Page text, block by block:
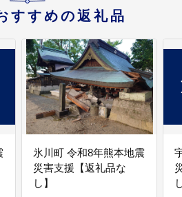
すすめの返礼品
氷川町 令和8年熊本地震
災害支援【返礼品な
し】